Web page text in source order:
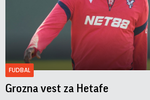
FUDBAL
Grozna vest za Hetafe